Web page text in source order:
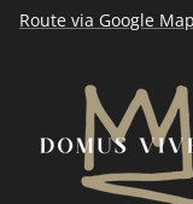
Route via Google